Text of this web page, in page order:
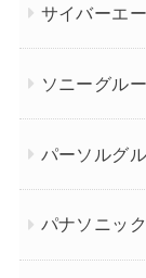
サイバーエ
ソニーグル
パーソルグ
パナソニッ